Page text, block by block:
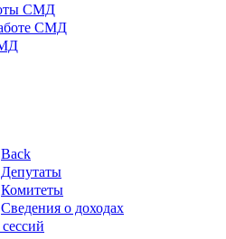
СМД
СМД
Back
Депутаты
Комитеты
Сведения о доходах